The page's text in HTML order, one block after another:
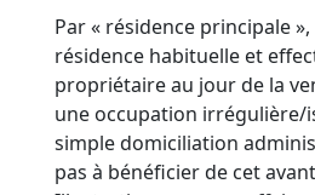
Par « résidence principale
résidence habituelle et
propriétaire au jour de la
une occupation irrégulière/
simple domiciliation
pas à bénéficier de cet